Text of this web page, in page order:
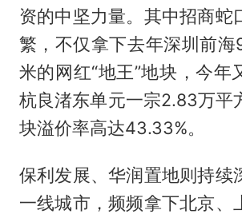
资的中坚力量。其中招商蛇
繁，不仅拿下去年深圳前
米的网红“地王”地块，今年
杭良渚东单元一宗2.83万平
块溢价率高达43.33%。
保利发展、华润置地则持续
一线城市，频频拿下北京、